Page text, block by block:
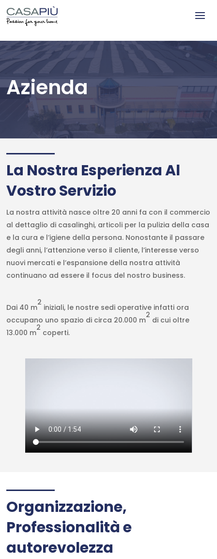
Azienda
La Nostra Esperienza Al
Vostro Servizio
La nostra attività nasce oltre 20 anni fa con il commercio
al dettaglio di casalinghi, articoli per la pulizia della casa
e la cura e l’igiene della persona. Nonostante il passare
degli anni, l’attenzione verso il cliente, l’interesse verso
nuovi mercati e l’espansione della nostra attività
continuano ad essere il focus del nostro business.
Dai 40 m
2
iniziali, le nostre sedi operative infatti ora
occupano uno spazio di circa 20.000 m
2
di cui oltre
13.000 m
2
coperti.
Organizzazione,
Professionalità e
autorevolezza